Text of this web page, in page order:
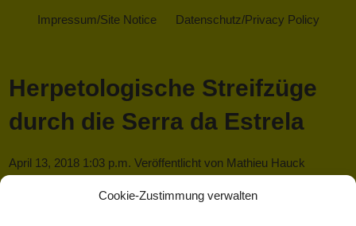
Cookie-Zustimmung verwalten
Impressum/Site Notice Datenschutz/Privacy Policy
Herpetologische Streifzüge
durch die Serra da Estrela
April 13, 2018 1:03 p.m. Veröffentlicht von Mathieu Hauck
Kategorisiert in: Allgemein